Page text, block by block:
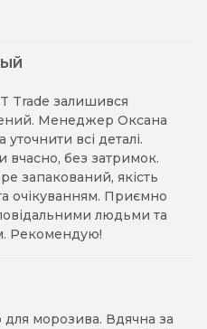
Trade залишився
Менеджер Оксана
всі деталі.
вчасно, без затримок.
запакований, якість
очікуванням. Приємно
людьми та
Рекомендую!
морозива. Вдячна за